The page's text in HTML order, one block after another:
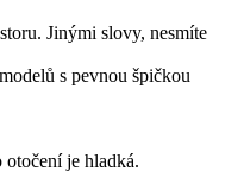
Jinými slovy, nesmíte
s pevnou špičkou
otočení je hladká.